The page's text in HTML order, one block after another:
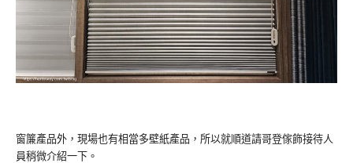
窗簾產品外，現場也有相當多壁紙產品，所以就順道請哥登傢飾接待人
員稍微介紹一下。